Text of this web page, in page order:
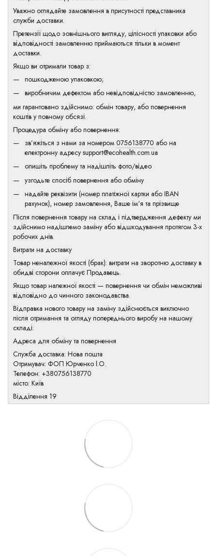
Уважно оглядайте замовлення в присутності представника
служби доставки.
Претензії щодо зовнішнього вигляду, цілісності упаковки або
відповідності замовленню приймаються тільки в момент
доставки.
Якщо ви отримали товар з:
пошкодженою упаковкою;
виробничим дефектом або невідповідністю замовленню,
ми гарантовано здійснимо: обмін товару, або повернення
коштів у повному обсязі.
Процедура обміну або повернення:
зв’яжіться з нами за номером 0756138770 або на
електронну адресу support@ecohealth.com.ua
опишіть проблему та надішліть фото/відео
узгодьте спосіб повернення або обміну
надайте реквізити (номер платіжної картки або IBAN
рахунок), номер замовлення, Ваше ім'я та прізвище
Після повернення товару на склад і підтвердження дефекту ми
здійснимо надішлемо заміну або відшкодування протягом 3-х
робочих днів.
Витрати на доставку
Товар неналежної якості (брак): витрати на зворотню доставку в
обидві сторони оплачує Продавець.
Якщо товар належної якості — повернення чи обмін неможливі
відповідно до чинного законодавства.
Відправка нового товару на заміну здійснюється виключно
після отримання та огляду попереднього виробу на нашому
складі.
Адреса для обміну та повернення
Служба доставка: Нова пошта
Отримувач: ФОП Юрченко І.О.
Телефон: +380756138770
місто: Київ
Відділення 19